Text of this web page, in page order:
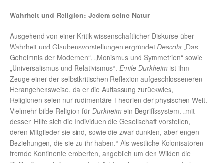
Wahrheit und Religion: Jedem seine Natur
Ausgehend von einer Kritik wissenschaftlicher Diskurse über
Wahrheit und Glaubensvorstellungen ergründet Descola „Das
Geheimnis der Modernen“, „Monismus und Symmetrien“ sowie
„Universalismus und Relativismus“. Emile Durkheim ist ihm
Zeuge einer der selbstkritischen Reflexion aufgeschlosseneren
Herangehensweise, da er die Auffassung zurückwies,
Religionen seien nur rudimentäre Theorien der physischen Welt.
Vielmehr bilde Religion für Durkheim ein Begriffssystem, „mit
dessen Hilfe sich die Individuen die Gesellschaft vorstellen,
deren Mitglieder sie sind, sowie die zwar dunklen, aber engen
Beziehungen, die sie zu ihr haben.“ Als westliche Kolonisatoren
fremde Kontinente eroberten, angeblich um den Wilden die